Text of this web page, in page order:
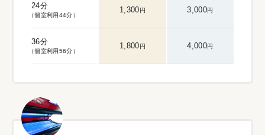
24分
（個室利用44分）
1,300円 3,000円
36分
（個室利用56分）
1,800円 4,000円